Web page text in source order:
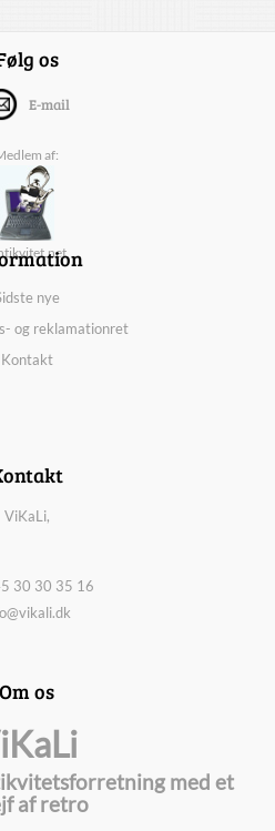
os
E-mail
af:
nye
og reklamationret
Kontakt
ViKaLi,
30 30 35 16
Om os
med et
af retro